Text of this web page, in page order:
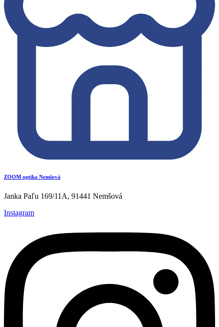
ZOOM optika Nemšová
Janka Paľu 169/11A, 91441 Nemšová
Instagram